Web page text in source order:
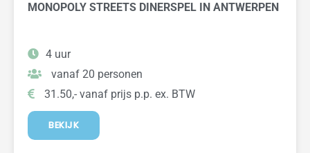
MONOPOLY STREETS DINERSPEL IN ANTWERPEN
4 uur
vanaf 20 personen
31.50,- vanaf prijs p.p. ex. BTW
BEKIJK